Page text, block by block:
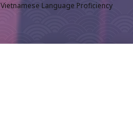
Vietnamese Language Proficiency